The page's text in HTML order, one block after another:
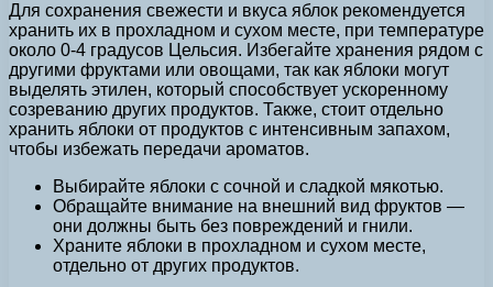
Для сохранения свежести и вкуса яблок рекомендуется
хранить их в прохладном и сухом месте, при температуре
около 0-4 градусов Цельсия. Избегайте хранения рядом с
другими фруктами или овощами, так как яблоки могут
выделять этилен, который способствует ускоренному
созреванию других продуктов. Также, стоит отдельно
хранить яблоки от продуктов с интенсивным запахом,
чтобы избежать передачи ароматов.
Выбирайте яблоки с сочной и сладкой мякотью.
Обращайте внимание на внешний вид фруктов —
они должны быть без повреждений и гнили.
Храните яблоки в прохладном и сухом месте,
отдельно от других продуктов.